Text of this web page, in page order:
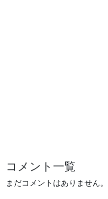
コメント一覧
まだコメントはありません。